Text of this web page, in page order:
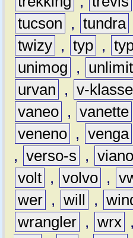
tucson
, tundra
twizy , typ ,
unimog
,
urvan
, v-klasse
vaneo , vanette
veneno , venga
, verso-s , viano
volt , volvo ,
wer , will ,
wrangler , wrx ,